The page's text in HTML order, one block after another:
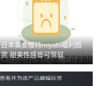
日本美女模特miyabi福利图
赏 甜美性感皆可驾驭